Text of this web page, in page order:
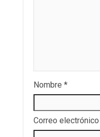
Nombre *
Correo electrónico